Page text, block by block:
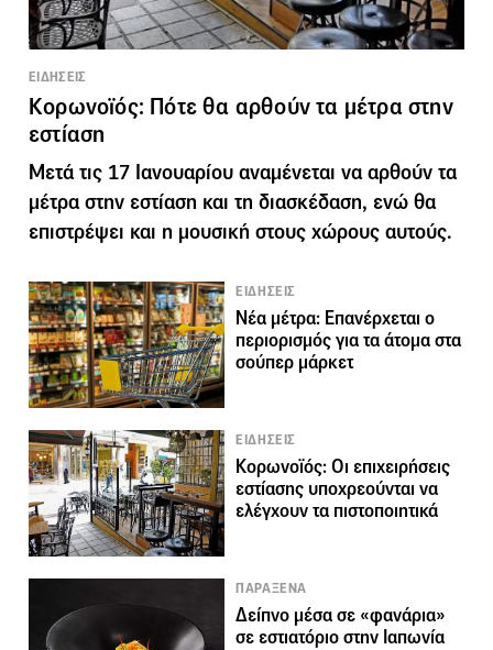
ΕΙΔΗΣΕΙΣ
Κορωνοϊός: Πότε θα αρθούν τα μέτρα στην
εστίαση
Μετά τις 17 Ιανουαρίου αναμένεται να αρθούν τα
μέτρα στην εστίαση και τη διασκέδαση, ενώ θα
επιστρέψει και η μουσική στους χώρους αυτούς.
ΕΙΔΗΣΕΙΣ
Νέα μέτρα: Επανέρχεται ο
περιορισμός για τα άτομα στα
σούπερ μάρκετ
ΕΙΔΗΣΕΙΣ
Κορωνοϊός: Oι επιχειρήσεις
εστίασης υποχρεούνται να
ελέγχουν τα πιστοποιητικά
ΠΑΡΑΞΕΝΑ
Δείπνο μέσα σε «φανάρια»
σε εστιατόριο στην Ιαπωνία